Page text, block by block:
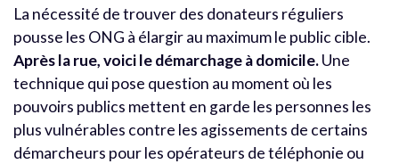
La nécessité de trouver des donateurs réguliers
pousse les ONG à élargir au maximum le public cible.
Après la rue, voici le démarchage à domicile.Une
technique qui pose question au moment où les
pouvoirs publics mettent en garde les personnes les
plus vulnérables contre les agissements de certains
démarcheurs pour les opérateurs de téléphonie ou